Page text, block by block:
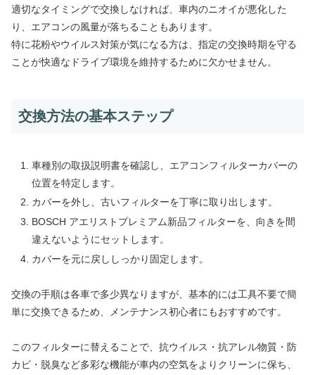
適切なタイミングで交換しなければ、車内のニオイが悪化した
り、エアコンの風量が落ちることもあります。
特に花粉やウイルス対策が気になる方は、指定の交換時期を守る
ことが快適なドライブ環境を維持するために欠かせません。
交換方法の基本ステップ
車種別の取扱説明書を確認し、エアコンフィルターカバーの
位置を特定します。
カバーを外し、古いフィルターを丁寧に取り出します。
BOSCH アエリストプレミアム新品フィルターを、向きを間
違えないようにセットします。
カバーを元に戻ししっかり固定します。
交換の手順は各車で多少異なりますが、基本的には工具不要で簡
単に交換できるため、メンテナンス初心者にもおすすめです。
このフィルターに替えることで、抗ウイルス・抗アレル物質・防
カビ・脱臭など多彩な機能が車内の空気をよりクリーンに保ち、